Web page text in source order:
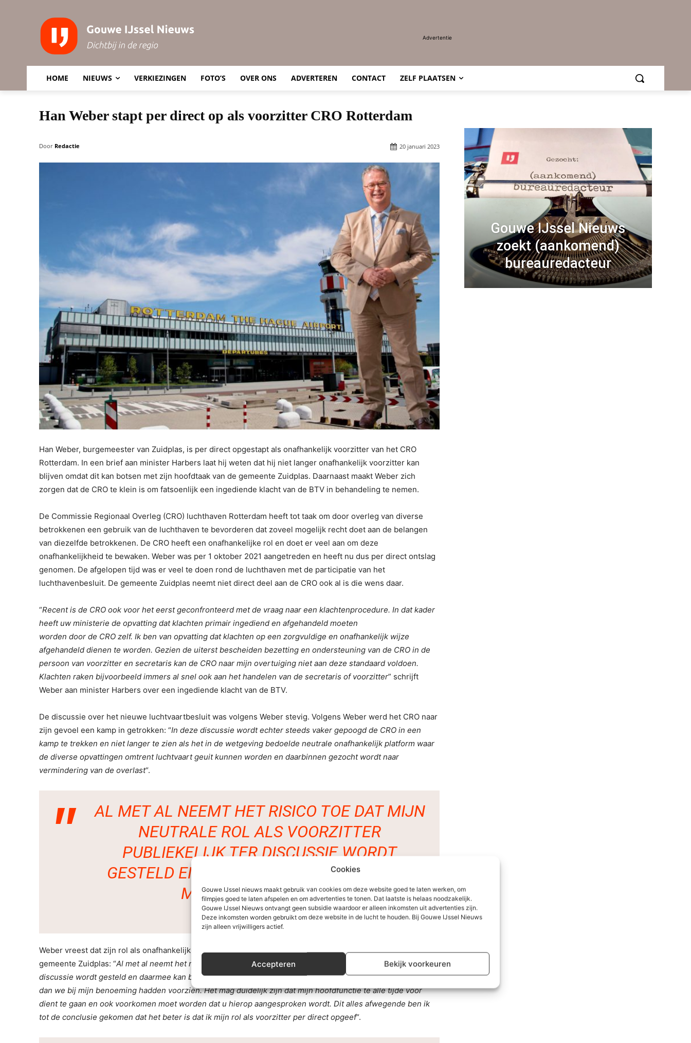
Cookies
Gouwe IJssel nieuws maakt gebruik van cookies om deze website goed te laten werken, om
filmpjes goed te laten afspelen en om advertenties te tonen. Dat laatste is helaas noodzakelijk.
Gouwe IJssel Nieuws ontvangt geen subsidie waardoor er alleen inkomsten uit advertenties zijn.
Deze inkomsten worden gebruikt om deze website in de lucht te houden. Bij Gouwe IJssel Nieuws
zijn alleen vrijwilligers actief.
Accepteren Bekijk voorkeuren
Advertentie
HOME NIEUWS VERKIEZINGEN FOTO’S OVER ONS ADVERTEREN CONTACT ZELF PLAATSEN
Han Weber stapt per direct op als voorzitter CRO Rotterdam
Door Redactie 20 januari 2023
Han Weber, burgemeester van Zuidplas, is per direct opgestapt als onafhankelijk voorzitter van het CRO
Rotterdam. In een brief aan minister Harbers laat hij weten dat hij niet langer onafhankelijk voorzitter kan
blijven omdat dit kan botsen met zijn hoofdtaak van de gemeente Zuidplas. Daarnaast maakt Weber zich
zorgen dat de CRO te klein is om fatsoenlijk een ingediende klacht van de BTV in behandeling te nemen.
De Commissie Regionaal Overleg (CRO) luchthaven Rotterdam heeft tot taak om door overleg van diverse
betrokkenen een gebruik van de luchthaven te bevorderen dat zoveel mogelijk recht doet aan de belangen
van diezelfde betrokkenen. De CRO heeft een onafhankelijke rol en doet er veel aan om deze
onafhankelijkheid te bewaken. Weber was per 1 oktober 2021 aangetreden en heeft nu dus per direct ontslag
genomen. De afgelopen tijd was er veel te doen rond de luchthaven met de participatie van het
luchthavenbesluit. De gemeente Zuidplas neemt niet direct deel aan de CRO ook al is die wens daar.
“Recent is de CRO ook voor het eerst geconfronteerd met de vraag naar een klachtenprocedure. In dat kader
heeft uw ministerie de opvatting dat klachten primair ingediend en afgehandeld moeten
worden door de CRO zelf. Ik ben van opvatting dat klachten op een zorgvuldige en onafhankelijk wijze
afgehandeld dienen te worden. Gezien de uiterst bescheiden bezetting en ondersteuning van de CRO in de
persoon van voorzitter en secretaris kan de CRO naar mijn overtuiging niet aan deze standaard voldoen.
Klachten raken bijvoorbeeld immers al snel ook aan het handelen van de secretaris of voorzitter” schrijft
Weber aan minister Harbers over een ingediende klacht van de BTV.
De discussie over het nieuwe luchtvaartbesluit was volgens Weber stevig. Volgens Weber werd het CRO naar
zijn gevoel een kamp in getrokken: “In deze discussie wordt echter steeds vaker gepoogd de CRO in een
kamp te trekken en niet langer te zien als het in de wetgeving bedoelde neutrale onafhankelijk platform waar
de diverse opvattingen omtrent luchtvaart geuit kunnen worden en daarbinnen gezocht wordt naar
vermindering van de overlast“.
AL MET AL NEEMT HET RISICO TOE DAT MIJN
NEUTRALE ROL ALS VOORZITTER
PUBLIEKELIJK TER DISCUSSIE WORDT
GESTELD EN DAARMEE KAN BOTSEN MET
MIJN HOOFDFUNCTIE
Han Weber
Weber vreest dat zijn rol als onafhankelijk voorzitter gaat botsen met zijn burgemeesterschap van de
gemeente Zuidplas: “Al met al neemt het risico toe dat mijn neutrale rol als voorzitter publiekelijk ter
discussie wordt gesteld en daarmee kan botsen met mijn hoofdfunctie. De kans op zo’n botsing lijkt groter
dan we bij mijn benoeming hadden voorzien. Het mag duidelijk zijn dat mijn hoofdfunctie te alle tijde voor
dient te gaan en ook voorkomen moet worden dat u hierop aangesproken wordt. Dit alles afwegende ben ik
tot de conclusie gekomen dat het beter is dat ik mijn rol als voorzitter per direct opgeef“.
Gouwe IJssel Nieuws
zoekt (aankomend)
bureauredacteur